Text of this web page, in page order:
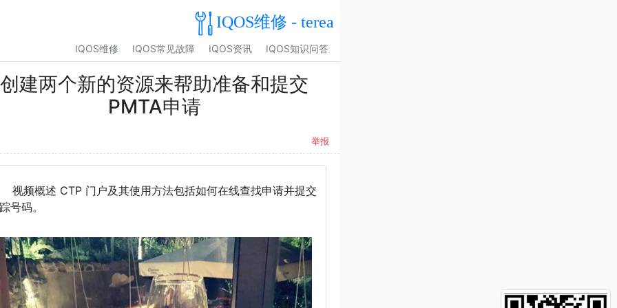
IQOS维修 - terea
IQOS维修 IQOS常见故障 IQOS资讯 IQOS知识问答
创建两个新的资源来帮助准备和提交
PMTA申请
举报
视频概述 CTP 门户及其使用方法包括如何在线查找申请并提交
号码。